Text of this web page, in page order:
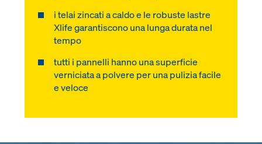
i telai zincati a caldo e le robuste lastre
Xlife garantiscono una lunga durata nel
tempo
tutti i pannelli hanno una superficie
verniciata a polvere per una pulizia facile
e veloce